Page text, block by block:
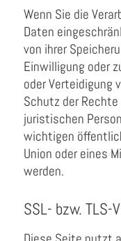
Wenn Sie die
Daten
von ihrer
Einwilligung oder
oder Verteidigung
Schutz der
juristischen
wichtigen
Union oder eines
werden.
SSL- bzw. TLS-